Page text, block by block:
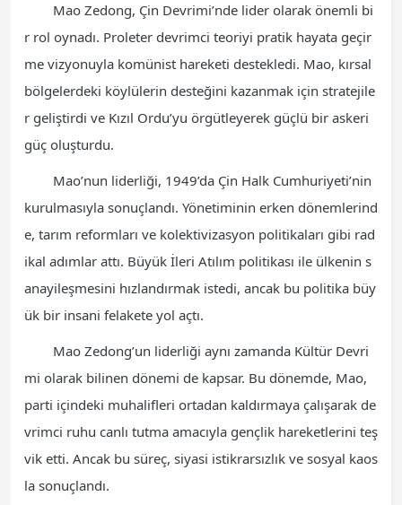
Mao Zedong, Çin Devrimi’nde lider olarak önemli bi
r rol oynadı. Proleter devrimci teoriyi pratik hayata geçir
me vizyonuyla komünist hareketi destekledi. Mao, kırsal
bölgelerdeki köylülerin desteğini kazanmak için stratejile
r geliştirdi ve Kızıl Ordu’yu örgütleyerek güçlü bir askeri
güç oluşturdu.
Mao’nun liderliği, 1949’da Çin Halk Cumhuriyeti’nin
kurulmasıyla sonuçlandı. Yönetiminin erken dönemlerind
e, tarım reformları ve kolektivizasyon politikaları gibi rad
ikal adımlar attı. Büyük İleri Atılım politikası ile ülkenin s
anayileşmesini hızlandırmak istedi, ancak bu politika büy
ük bir insani felakete yol açtı.
Mao Zedong’un liderliği aynı zamanda Kültür Devri
mi olarak bilinen dönemi de kapsar. Bu dönemde, Mao,
parti içindeki muhalifleri ortadan kaldırmaya çalışarak de
vrimci ruhu canlı tutma amacıyla gençlik hareketlerini teş
vik etti. Ancak bu süreç, siyasi istikrarsızlık ve sosyal kaos
la sonuçlandı.